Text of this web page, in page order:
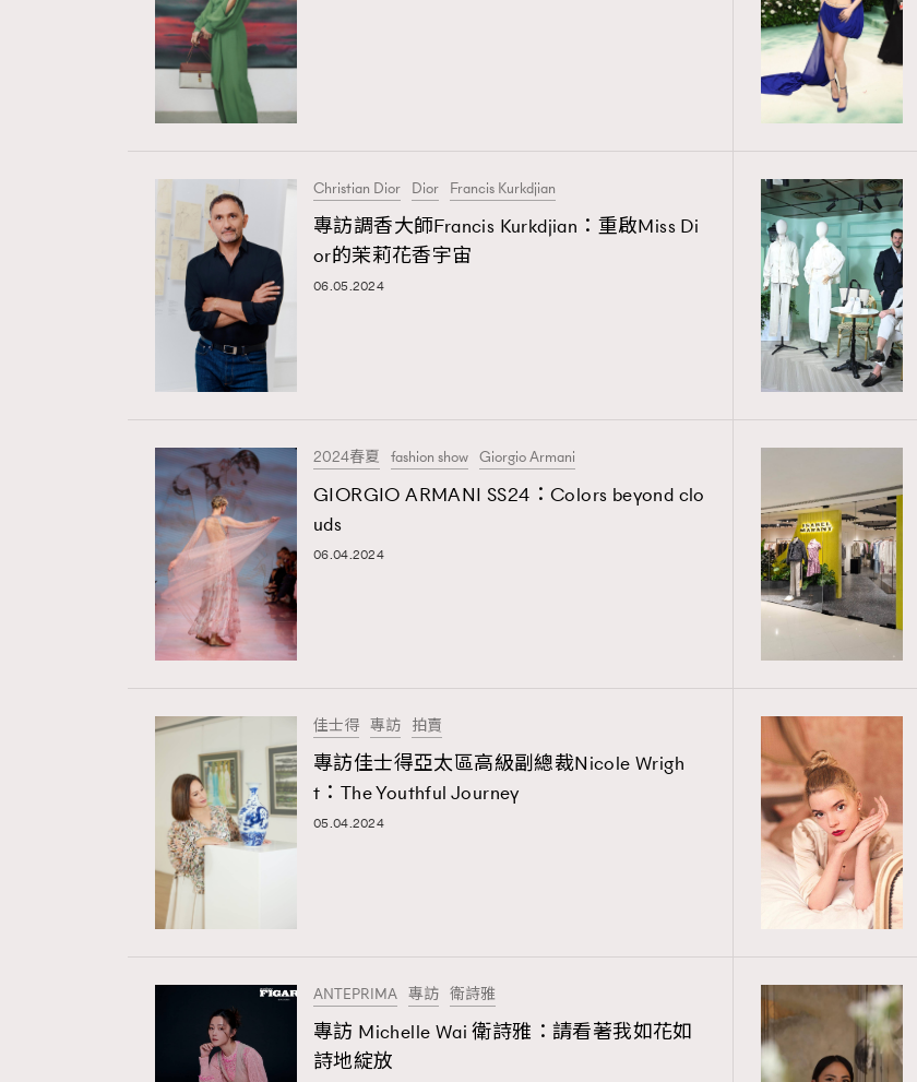
TRENDING
Christian Dior Dior Francis Kurkdjian
專訪調香大師Francis Kurkdjian：重啟Miss Di
or的茉莉花香宇宙
06.05.2024
2024春夏 fashion show Giorgio Armani
GIORGIO ARMANI SS24：Colors beyond clo
uds
06.04.2024
佳士得 專訪 拍賣
專訪佳士得亞太區高級副總裁Nicole Wrigh
t：The Youthful Journey
05.04.2024
ANTEPRIMA 專訪 衛詩雅
專訪 Michelle Wai 衛詩雅：請看著我如花如
詩地綻放